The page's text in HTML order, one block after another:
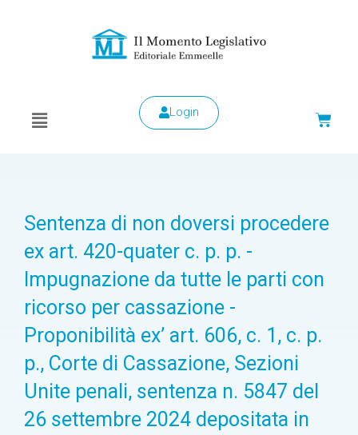
Login
Sentenza di non doversi procedere
ex art. 420-quater c. p. p. -
Impugnazione da tutte le parti con
ricorso per cassazione -
Proponibilità ex’ art. 606, c. 1, c. p.
p., Corte di Cassazione, Sezioni
Unite penali, sentenza n. 5847 del
26 settembre 2024 depositata in